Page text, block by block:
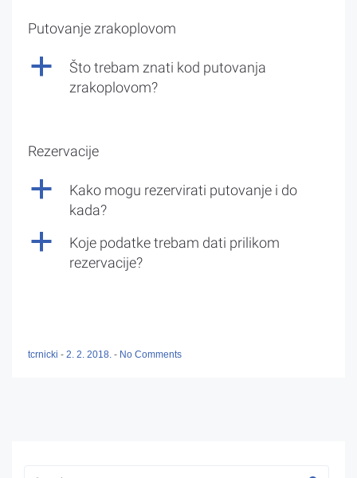
Putovanje zrakoplovom
a
Što trebam znati kod putovanja
zrakoplovom?
Rezervacije
a
Kako mogu rezervirati putovanje i do
kada?
a
Koje podatke trebam dati prilikom
rezervacije?
tcrnicki - 2. 2. 2018. - No Comments